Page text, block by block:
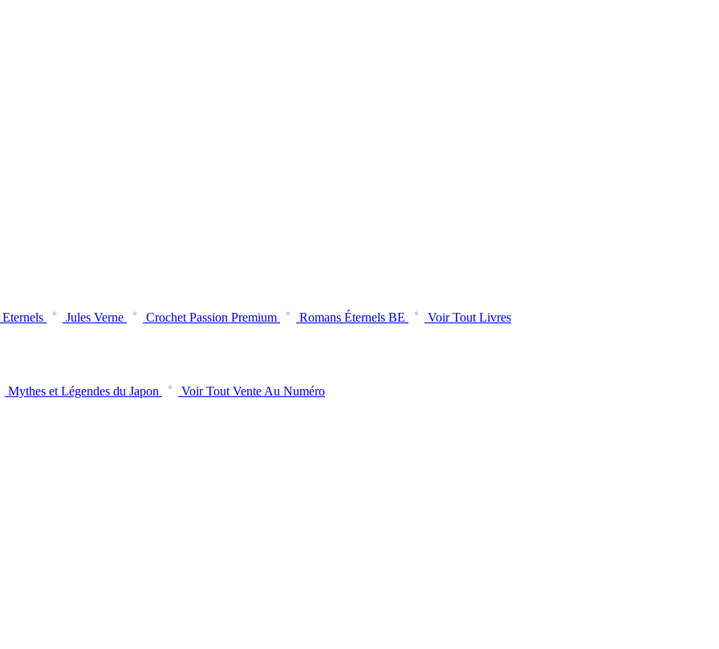
Jules Verne Crochet Passion Premium Romans Éternels BE
Voir Tout Livres
Mythes et Légendes du Japon
Voir Tout Vente Au Numéro